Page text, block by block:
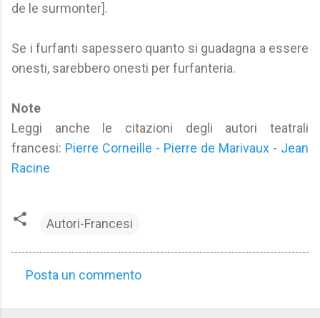
de le surmonter].
Se i furfanti sapessero quanto si guadagna a essere
onesti, sarebbero onesti per furfanteria.
Note
Leggi anche le citazioni degli autori teatrali
francesi: Pierre Corneille - Pierre de Marivaux - Jean
Racine
Autori-Francesi
Posta un commento